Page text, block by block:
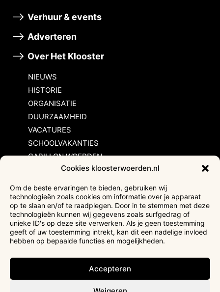
Cookies kloosterwoerden.nl
Om de beste ervaringen te bieden, gebruiken wij
technologieën zoals cookies om informatie over je apparaat
op te slaan en/of te raadplegen. Door in te stemmen met deze
technologieën kunnen wij gegevens zoals surfgedrag of
unieke ID's op deze site verwerken. Als je geen toestemming
geeft of uw toestemming intrekt, kan dit een nadelige invloed
hebben op bepaalde functies en mogelijkheden.
Accepteren
Verhuur & events
Adverteren
Over Het Klooster
NIEUWS
HISTORIE
ORGANISATIE
DUURZAAMHEID
VACATURES
SCHOOLVAKANTIES
CARILLON WOERDEN
Inschrijvingsvoorwaarden
Bezoekersvoorwaarden
Huurvoorwaarden
Privacyverklaring
Ticketverkoop